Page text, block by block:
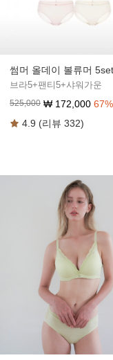
썸머 올데이 볼류머
브라5+팬티5+샤워가운
525,000 ₩ 172,000 67%
4.9 (리뷰 332)